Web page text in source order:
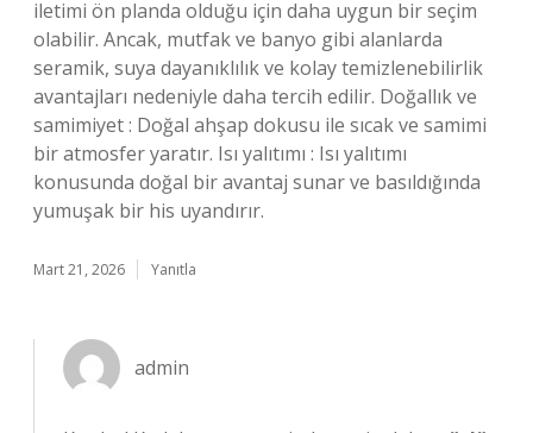
iletimi ön planda olduğu için daha uygun bir seçim
olabilir. Ancak, mutfak ve banyo gibi alanlarda
seramik, suya dayanıklılık ve kolay temizlenebilirlik
avantajları nedeniyle daha tercih edilir. Doğallık ve
samimiyet : Doğal ahşap dokusu ile sıcak ve samimi
bir atmosfer yaratır. Isı yalıtımı : Isı yalıtımı
konusunda doğal bir avantaj sunar ve basıldığında
yumuşak bir his uyandırır.
Mart 21, 2026 Yanıtla
admin